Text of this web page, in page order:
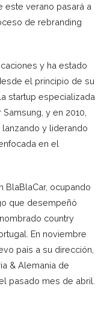
este verano pasará a
de rebranding
y ha estado
el principio de su
startup especializada
y en 2010,
y liderando
en el
BlaBlaCar, ocupando
que desempeñó
country
En noviembre
país a su dirección,
& Alemania de
pasado mes de abril.